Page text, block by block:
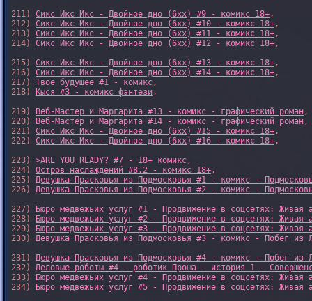
211) Сикс Икс Икс - Двойное дно (6xx) #9 - комикс 18+,
212) Сикс Икс Икс - Двойное дно (6xx) #10 - комикс 18+,
213) Сикс Икс Икс - Двойное дно (6xx) #11 - комикс 18+,
214) Сикс Икс Икс - Двойное дно (6xx) #12 - комикс 18+,
215) Сикс Икс Икс - Двойное дно (6xx) #13 - комикс 18+,
216) Сикс Икс Икс - Двойное дно (6xx) #14 - комикс 18+,
217) Твое будущее #1 - комикс,
218)
Кыся #3 - комикс фэнтези,
219)
Веб-Мастер и Маргарита #13 - комикс - графический роман,
220)
Веб-Мастер и Маргарита #14 - комикс - графический роман,
221) Сикс Икс Икс - Двойное дно (6xx) #15 - комикс 18+,
222) Сикс Икс Икс - Двойное дно (6xx) #16 - комикс 18+,
223) >ARE YOU READY? #7 - 18+ комикс,
224) Остров наслаждений #8.2 - комикс 18+,
225) Девушка Прасковья из Подмосковья #1 - комикс -
226) Девушка Прасковья из Подмосковья #2 - комикс -
227)
Бюро медвежьих услуг #1 - Продвижение в соцсетях: Живая
228)
Бюро медвежьих услуг #2 - Продвижение в соцсетях: Живая
229)
Бюро медвежьих услуг #3 - Продвижение в соцсетях: Живая
230) Девушка Прасковья из Подмосковья #3 - комикс - Побег из
231) Девушка Прасковья из Подмосковья #4 - комикс - Побег из
232) Деловые роботы #4 - роботик Проша - история 1 -
233)
Бюро медвежьих услуг #4 - Продвижение в соцсетях: Живая
234)
Бюро медвежьих услуг #5 - Продвижение в соцсетях: Живая